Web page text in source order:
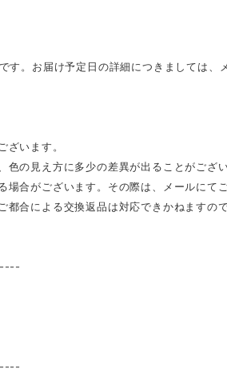
。お届け予定日の詳細につきましては、
ざいます。
の見え方に多少の差異が出ることがござい
合がございます。その際は、メールにて
合による交換返品は対応できかねますの